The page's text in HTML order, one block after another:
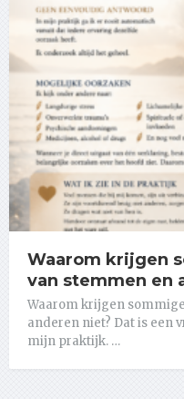
Waarom krijgen
van stemmen en
Waarom krijgen
anderen niet? Dat is een
mijn praktijk. …